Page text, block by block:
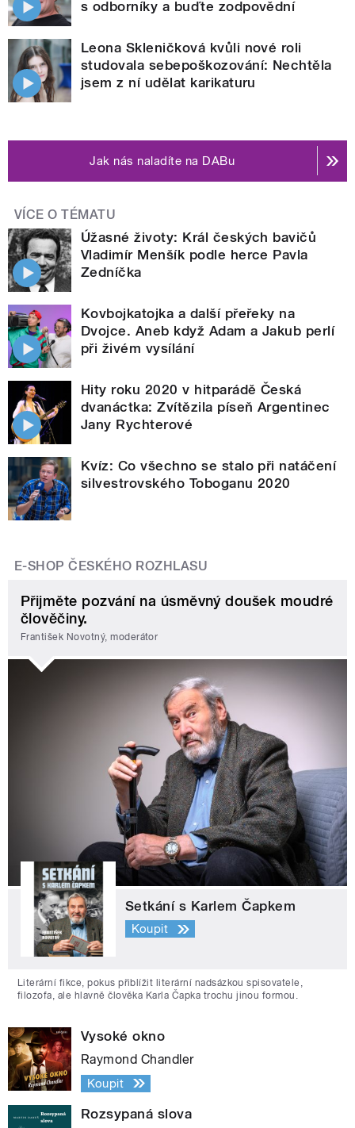
s odborníky a buďte zodpovědní
Leona Skleničková kvůli nové roli
studovala sebepoškozování: Nechtěla
jsem z ní udělat karikaturu
Jak nás naladíte na DABu
VÍCE O TÉMATU
Úžasné životy: Král českých bavičů
Vladimír Menšík podle herce Pavla
Zedníčka
Kovbojkatojka a další přeřeky na
Dvojce. Aneb když Adam a Jakub perlí
při živém vysílání
Hity roku 2020 v hitparádě Česká
dvanáctka: Zvítězila píseň Argentinec
Jany Rychterové
Kvíz: Co všechno se stalo při natáčení
silvestrovského Toboganu 2020
E-SHOP ČESKÉHO ROZHLASU
Přijměte pozvání na úsměvný doušek moudré
člověčiny.
František Novotný, moderátor
Setkání s Karlem Čapkem
Koupit
Literární fikce, pokus přiblížit literární nadsázkou spisovatele,
filozofa, ale hlavně člověka Karla Čapka trochu jinou formou.
Vysoké okno
Raymond Chandler
Koupit
Rozsypaná slova